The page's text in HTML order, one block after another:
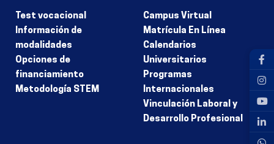
Test vocacional
Información de
modalidades
Opciones de
financiamiento
Metodología STEM
Campus Virtual
Matrícula En Línea
Calendarios
Universitarios
Programas
Internacionales
Vinculación Laboral y
Desarrollo Profesional